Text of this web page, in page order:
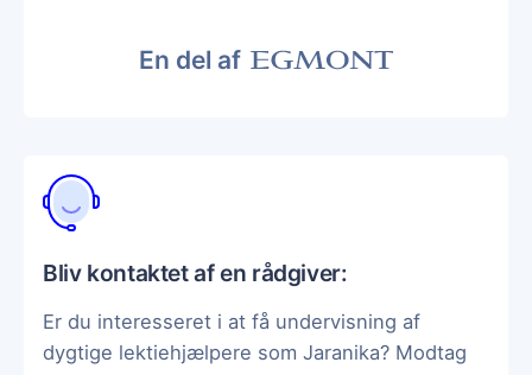
En del af
Bliv kontaktet af en rådgiver:
Er du interesseret i at få undervisning af
dygtige lektiehjælpere som Jaranika? Modtag